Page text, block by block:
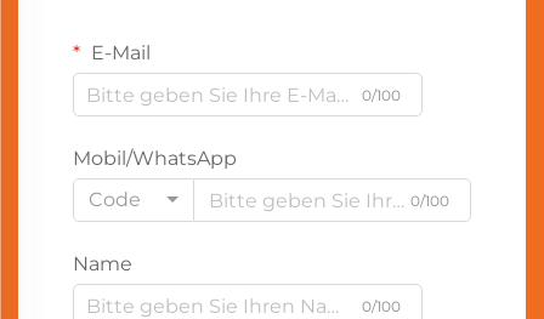
E-Mail
0/100
Mobil/WhatsApp
Code
0/100
Name
0/100